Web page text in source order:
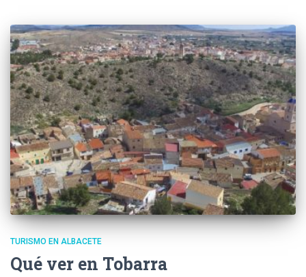
TURISMO EN ALBACETE
Qué ver en Tobarra